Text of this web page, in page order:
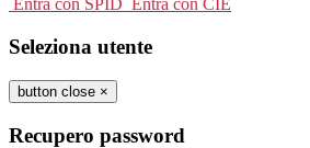
Entra con SPID Entra con CIE
Seleziona utente
button close ×
Recupero password